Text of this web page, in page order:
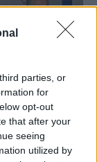
parties, or
for
opt-out
that after your
seeing
utilized by